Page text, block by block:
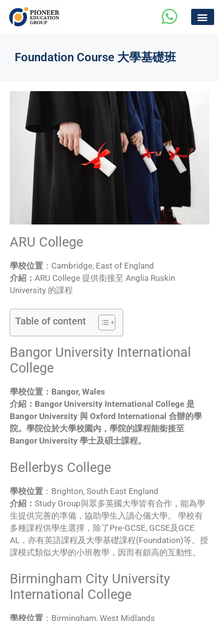
Foundation Course 大學基礎班
ARU College
學校位置 ：Cambridge, East of England
介紹： ARU College 提供銜接至 Anglia Ruskin
University 的課程
Table of content
Bangor University International
College
學校位置 ：Bangor, Wales
介紹： Bangor University International College 是
Bangor University 與 Oxford International 合辦的學
院。學院位於大學校園內，學院的課程能銜接至
Bangor University 學士及碩士課程。
Bellerbys College
學校位置 ：Brighton, South East England
介紹： Study Group與眾多英國大學皆有合作，能為學
生提供完善的準備，協助學生入讀心儀大學。 學校有
多種課程供學生選擇，除了Pre-GCSE, GCSE及GCE
AL，亦有英語課程及大學基礎課程(Foundation)等。授
課模式類似大學的小班教學，因而有頗高的互動性。
Birmingham City University
International College
學校位置 ：Birmingham, West Midlands